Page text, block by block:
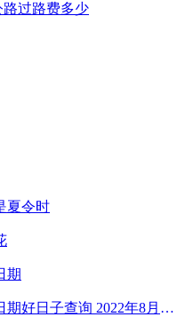
过路费多少
夏令时
期
2022年8月移财神最佳吉日日期好日子查询 2022年8月移财神吉日一览